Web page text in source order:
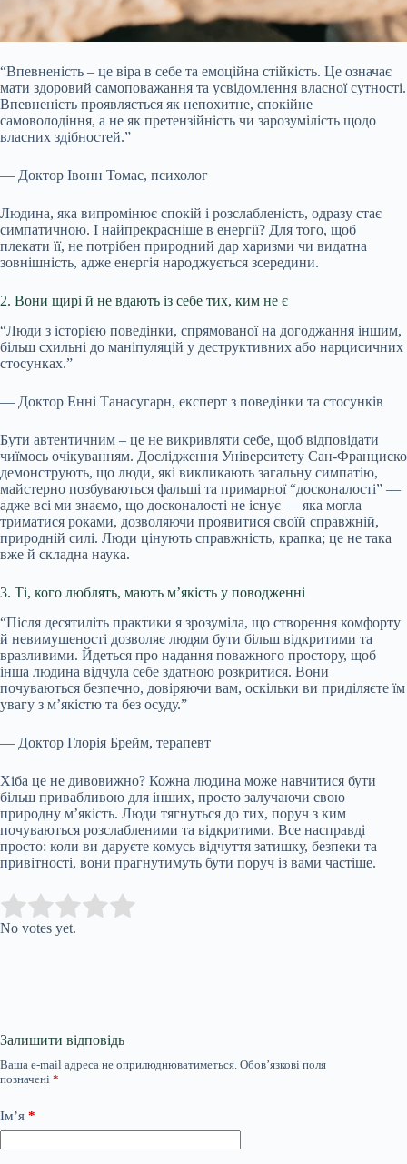
“Впевненість – це віра в себе та емоційна стійкість. Це означає
мати здоровий самоповажання та усвідомлення власної сутності.
Впевненість проявляється як непохитне, спокійне
самоволодіння, а не як претензійність чи зарозумілість щодо
власних здібностей.”
— Доктор Івонн Томас, психолог
Людина, яка випромінює спокій і розслабленість, одразу стає
симпатичною. І найпрекрасніше в енергії? Для того, щоб
плекати її, не потрібен природний дар харизми чи видатна
зовнішність, адже енергія народжується зсередини.
2. Вони щирі й не вдають із себе тих, ким не є
“Люди з історією поведінки, спрямованої на догоджання іншим,
більш схильні до маніпуляцій у деструктивних або нарцисичних
стосунках.”
— Доктор Енні Танасугарн, експерт з поведінки та стосунків
Бути автентичним – це не викривляти себе, щоб відповідати
чиїмось очікуванням. Дослідження Університету Сан-Франциско
демонструють, що люди, які викликають загальну симпатію,
майстерно позбуваються фальші та примарної “досконалості” —
адже всі ми знаємо, що досконалості не існує — яка могла
триматися роками, дозволяючи проявитися своїй справжній,
природній силі. Люди цінують справжність, крапка; це не така
вже й складна наука.
3. Ті, кого люблять, мають м’якість у поводженні
“Після десятиліть практики я зрозуміла, що створення комфорту
й невимушеності дозволяє людям бути більш відкритими та
вразливими. Йдеться про надання поважного простору, щоб
інша людина відчула себе здатною розкритися. Вони
почуваються безпечно, довіряючи вам, оскільки ви приділяєте їм
увагу з м’якістю та без осуду.”
— Доктор Глорія Брейм, терапевт
Хіба це не дивовижно? Кожна людина може навчитися бути
більш привабливою для інших, просто залучаючи свою
природну м’якість. Люди тягнуться до тих, поруч з ким
почуваються розслабленими та відкритими. Все насправді
просто: коли ви даруєте комусь відчуття затишку, безпеки та
привітності, вони прагнутимуть бути поруч із вами частіше.
Rate this item:
No votes yet.
Залишити відповідь
Ваша e-mail адреса не оприлюднюватиметься. Обов’язкові поля
позначені *
Ім’я *